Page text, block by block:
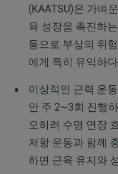
(KAATSU)은 가벼
육 성장을 촉진하
동으로 부상의 위
에게 특히 유익하다
이상적인 근력 운
안 주 2~3회 진행
오히려 수명 연장
저항 운동과 함께
하면 근육 유지와